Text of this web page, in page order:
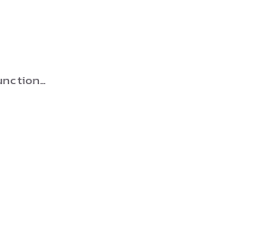
FISKARS Fino rende FunctionalForm, 1014412